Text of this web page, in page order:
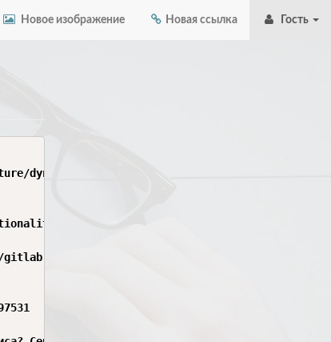
Новое изображение Новая ссылка Гость
dynamic-one.
environment/dynamic.
gitlab.rshbdev.ru/rshbintech/it-corp/middle-